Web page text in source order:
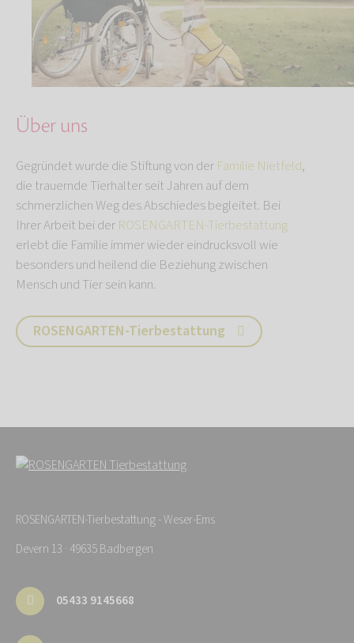
Über uns
Gegründet wurde die Stiftung von der Familie Nietfeld,
die trauernde Tierhalter seit Jahren auf dem
schmerzlichen Weg des Abschiedes begleitet. Bei
Ihrer Arbeit bei der ROSENGARTEN-Tierbestattung
erlebt die Familie immer wieder eindrucksvoll wie
besonders und heilend die Beziehung zwischen
Mensch und Tier sein kann.
ROSENGARTEN-Tierbestattung
ROSENGARTEN-Tierbestattung - Weser-Ems
Devern 13 · 49635 Badbergen
05433 9145668